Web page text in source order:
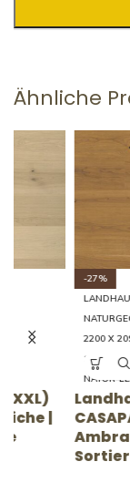
Ähnliche
LANDHAUSDIELE
NATURGEÖLT
2200 X 209 X 14 MM
NATUR-LEBHAFT
CASAPARK
Ambra 15
Sortierung